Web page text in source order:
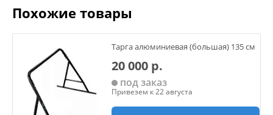
Похожие товары
Тарга алюминиевая (большая) 135 см
20 000 р.
под заказ
Привезем к 22 августа